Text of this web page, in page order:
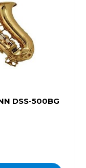
DSS-500BG